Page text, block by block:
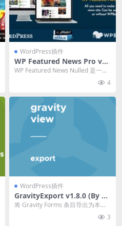
WordPress插件
WP Featured News Pro v2.
2.0 自定义帖子列表插件下载
WP Featured News Nulled 是一款
4
WordPress插件
GravityExport v1.8.0 (By Gr
avitykit) 插件下载
将 Gravity Forms 条目导出为本地
3